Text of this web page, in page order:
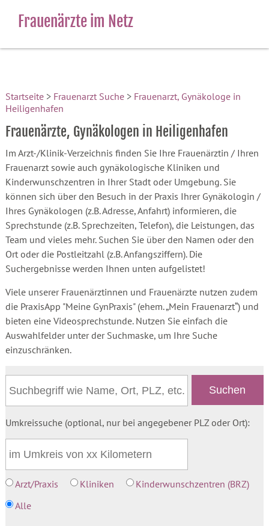
Frauenärzte im Netz
Startseite> Frauenarzt Suche> Frauenarzt, Gynäkologe in
Heiligenhafen
Frauenärzte, Gynäkologen in Heiligenhafen
Im Arzt-/Klinik-Verzeichnis finden Sie Ihre Frauenärztin / Ihren
Frauenarzt sowie auch gynäkologische Kliniken und
Kinderwunschzentren in Ihrer Stadt oder Umgebung. Sie
können sich über den Besuch in der Praxis Ihrer Gynäkologin /
Ihres Gynäkologen (z.B. Adresse, Anfahrt) informieren, die
Sprechstunde (z.B. Sprechzeiten, Telefon), die Leistungen, das
Team und vieles mehr. Suchen Sie über den Namen oder den
Ort oder die Postleitzahl (z.B. Anfangsziffern). Die
Suchergebnisse werden Ihnen unten aufgelistet!
Viele unserer Frauenärztinnen und Frauenärzte nutzen zudem
die PraxisApp "Meine GynPraxis" (ehem. „Mein Frauenarzt“) und
bieten eine Videosprechstunde. Nutzen Sie einfach die
Auswahlfelder unter der Suchmaske, um Ihre Suche
einzuschränken.
Umkreissuche (optional, nur bei angegebener PLZ oder Ort):
Arzt/Praxis Kliniken
Kinderwunschzentren (BRZ)
Alle